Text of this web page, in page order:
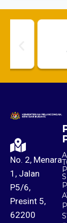
No. 2, Menara
1, Jalan
P5/6,
Presint 5,
62200